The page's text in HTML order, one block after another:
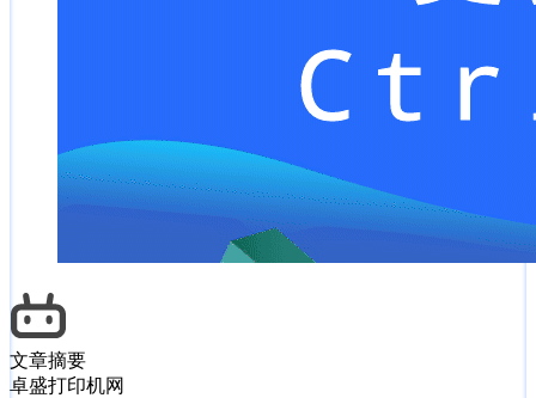
文章摘要
卓盛打印机网